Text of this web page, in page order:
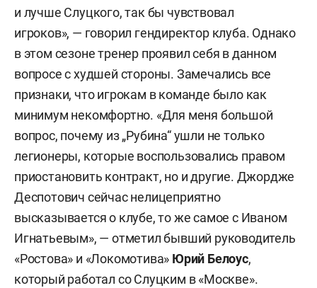
и лучше Слуцкого, так бы чувствовал
игроков», — говорил гендиректор клуба. Однако
в этом сезоне тренер проявил себя в данном
вопросе с худшей стороны. Замечались все
признаки, что игрокам в команде было как
минимум некомфортно. «Для меня большой
вопрос, почему из „Рубина“ ушли не только
легионеры, которые воспользовались правом
приостановить контракт, но и другие. Джордже
Деспотович сейчас нелицеприятно
высказывается о клубе, то же самое с Иваном
Игнатьевым», — отметил бывший руководитель
«Ростова» и «Локомотива» Юрий Белоус,
который работал со Слуцким в «Москве».